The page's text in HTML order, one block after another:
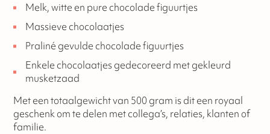
Melk, witte en pure chocolade figuurtjes
Massieve chocolaatjes
Praliné gevulde chocolade figuurtjes
Enkele chocolaatjes gedecoreerd met gekleurd
musketzaad
Met een totaalgewicht van 500 gram is dit een royaal
geschenk om te delen met collega’s, relaties, klanten of
familie.